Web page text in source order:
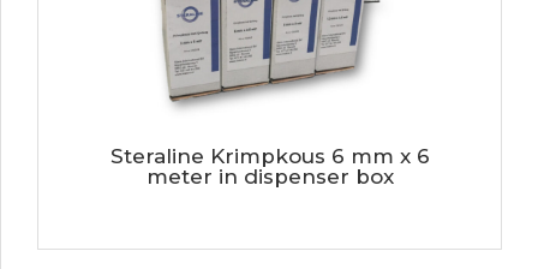
Steraline Krimpkous 6 mm x 6
meter in dispenser box